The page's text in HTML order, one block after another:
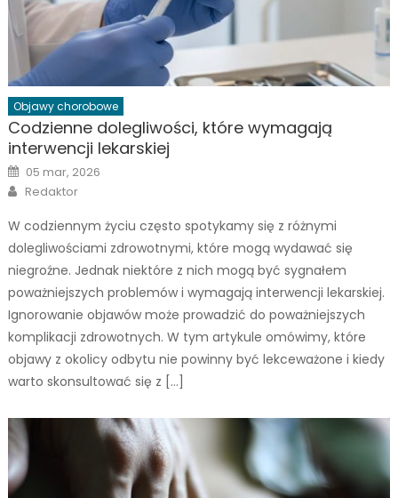
Objawy chorobowe
Codzienne dolegliwości, które wymagają
interwencji lekarskiej
Posted
on
05 mar, 2026
Author
Redaktor
W codziennym życiu często spotykamy się z różnymi
dolegliwościami zdrowotnymi, które mogą wydawać się
niegroźne. Jednak niektóre z nich mogą być sygnałem
poważniejszych problemów i wymagają interwencji lekarskiej.
Ignorowanie objawów może prowadzić do poważniejszych
komplikacji zdrowotnych. W tym artykule omówimy, które
objawy z okolicy odbytu nie powinny być lekceważone i kiedy
warto skonsultować się z […]